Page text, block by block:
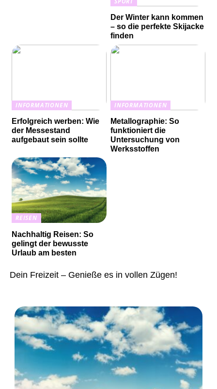
Der Winter kann kommen
– so die perfekte Skijacke
finden
INFORMATIONEN
Erfolgreich werben: Wie
der Messestand
aufgebaut sein sollte
INFORMATIONEN
Metallographie: So
funktioniert die
Untersuchung von
Werksstoffen
REISEN
Nachhaltig Reisen: So
gelingt der bewusste
Urlaub am besten
Dein Freizeit – Genieße es in vollen Zügen!